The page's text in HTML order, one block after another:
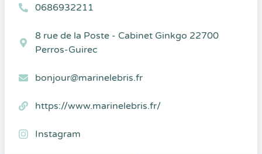
0686932211
8 rue de la Poste - Cabinet Ginkgo 22700
Perros-Guirec
bonjour@marinelebris.fr
https://www.marinelebris.fr/
Instagram